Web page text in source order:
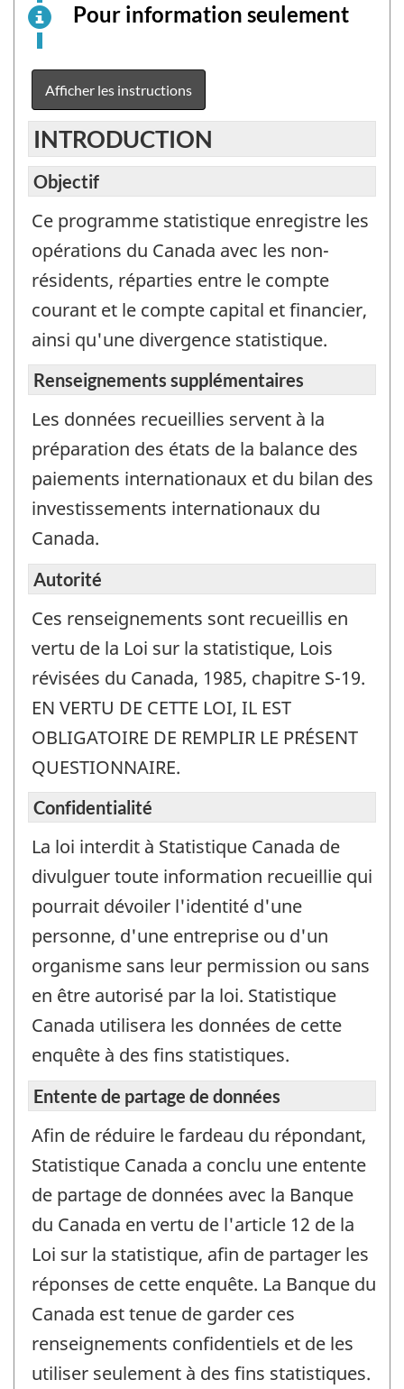
Pour information seulement
titre
doit
être
à
Afficher les instructions
INTRODUCTION
Objectif
Ce programme statistique enregistre les
opérations du Canada avec les non-
résidents, réparties entre le compte
courant et le compte capital et financier,
ainsi qu'une divergence statistique.
Renseignements supplémentaires
Les données recueillies servent à la
préparation des états de la balance des
paiements internationaux et du bilan des
investissements internationaux du
Canada.
Autorité
Ces renseignements sont recueillis en
vertu de la Loi sur la statistique, Lois
révisées du Canada, 1985, chapitre S-19.
EN VERTU DE CETTE LOI, IL EST
OBLIGATOIRE DE REMPLIR LE PRÉSENT
QUESTIONNAIRE.
Confidentialité
La loi interdit à Statistique Canada de
divulguer toute information recueillie qui
pourrait dévoiler l'identité d'une
personne, d'une entreprise ou d'un
organisme sans leur permission ou sans
en être autorisé par la loi. Statistique
Canada utilisera les données de cette
enquête à des fins statistiques.
Entente de partage de données
Afin de réduire le fardeau du répondant,
Statistique Canada a conclu une entente
de partage de données avec la Banque
du Canada en vertu de l'article 12 de la
Loi sur la statistique, afin de partager les
réponses de cette enquête. La Banque du
Canada est tenue de garder ces
renseignements confidentiels et de les
utiliser seulement à des fins statistiques.